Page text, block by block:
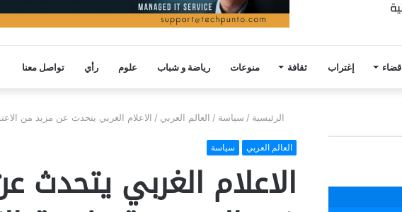
قضاء إغتراب ثقافة منوعات رياضة و شباب علوم رأي تواصل معنا
الرئيسية / سياسة / العالم العربي / الاعلام الغربي يتحدث عن مزيد من
العالم العربي سياسة
الاعلام الغربي يتحدث